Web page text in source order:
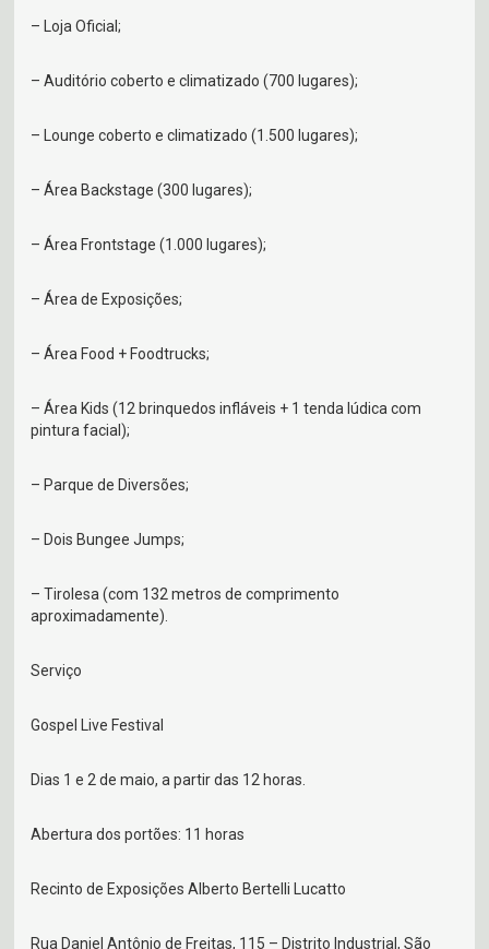
– Loja Oficial;
– Auditório coberto e climatizado (700 lugares);
– Lounge coberto e climatizado (1.500 lugares);
– Área Backstage (300 lugares);
– Área Frontstage (1.000 lugares);
– Área de Exposições;
– Área Food + Foodtrucks;
– Área Kids (12 brinquedos infláveis + 1 tenda lúdica com
pintura facial);
– Parque de Diversões;
– Dois Bungee Jumps;
– Tirolesa (com 132 metros de comprimento
aproximadamente).
Serviço
Gospel Live Festival
Dias 1 e 2 de maio, a partir das 12 horas.
Abertura dos portões: 11 horas
Recinto de Exposições Alberto Bertelli Lucatto
Rua Daniel Antônio de Freitas, 115 – Distrito Industrial, São